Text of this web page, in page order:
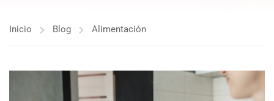
Inicio Blog Alimentación